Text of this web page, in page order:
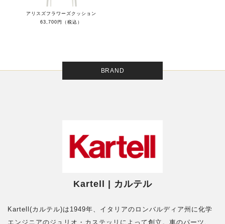
アリスズフラワーズクッション
63,700円（税込）
BRAND
Kartell | カルテル
Kartell(カルテル)は1949年、イタリアのロンバルディア州に化学
エンジニアのジュリオ・カステッリによって創立。車のパーツ、